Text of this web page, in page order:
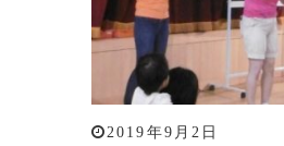
2019年9月2日